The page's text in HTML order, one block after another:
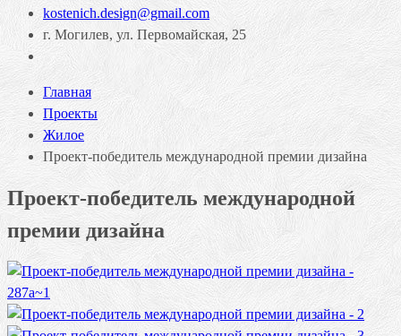
kostenich.design@gmail.com
г. Могилев, ул. Первомайская, 25
Главная
Проекты
Жилое
Проект-победитель международной премии дизайна
Проект-победитель международной
премии дизайна